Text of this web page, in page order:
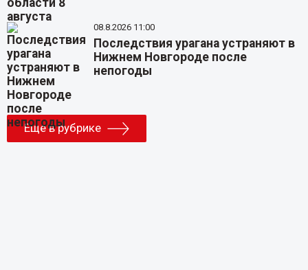
08.8.2026 11:00
Последствия урагана устраняют в
Нижнем Новгороде после
непогоды
Еще в рубрике